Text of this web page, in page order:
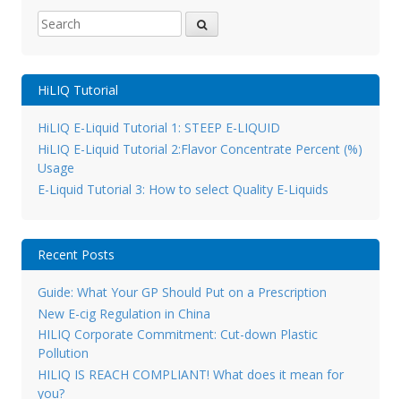
Search for:
HiLIQ Tutorial
HiLIQ E-Liquid Tutorial 1: STEEP E-LIQUID
HiLIQ E-Liquid Tutorial 2:Flavor Concentrate Percent (%)
Usage
E-Liquid Tutorial 3: How to select Quality E-Liquids
Recent Posts
Guide: What Your GP Should Put on a Prescription
New E-cig Regulation in China
HILIQ Corporate Commitment: Cut-down Plastic
Pollution
HILIQ IS REACH COMPLIANT! What does it mean for
you?